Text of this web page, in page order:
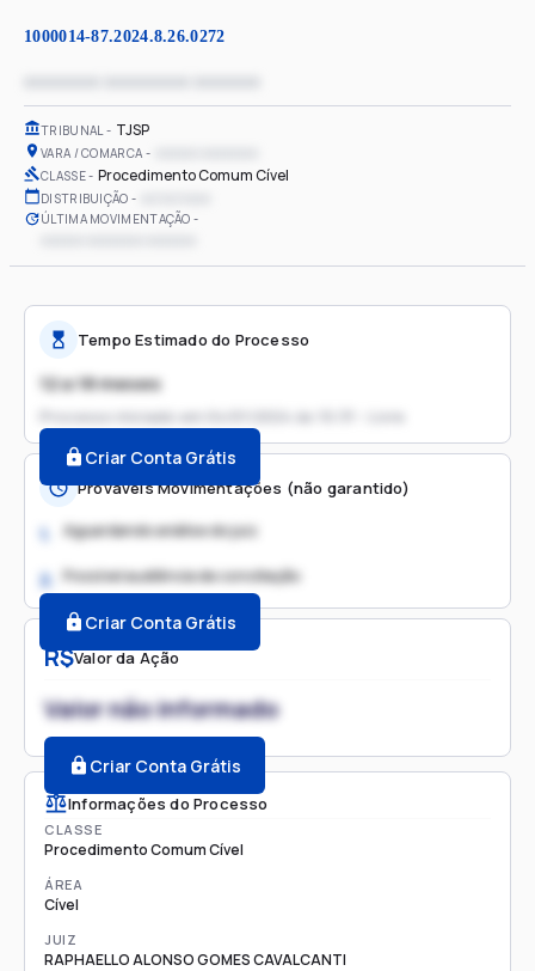
1000014-87.2024.8.26.0272
TRIBUNAL TJSP
VARA / COMARCA
CLASSE Procedimento Comum Cível
DISTRIBUIÇÃO
ÚLTIMA MOVIMENTAÇÃO
R$Valor da Ação
Valor não informado
Criar Conta Grátis
Informações do Processo
CLASSE
Procedimento Comum Cível
ÁREA
Cível
JUIZ
RAPHAELLO ALONSO GOMES CAVALCANTI
Tempo Estimado do Processo
12 a 18 meses
Processo iniciado em 04/01/2024 às 10:31 - Livre
Criar Conta Grátis
Prováveis Movimentações (não garantido)
1. Aguardando análise do juiz
2. Possível audiência de conciliação
Criar Conta Grátis